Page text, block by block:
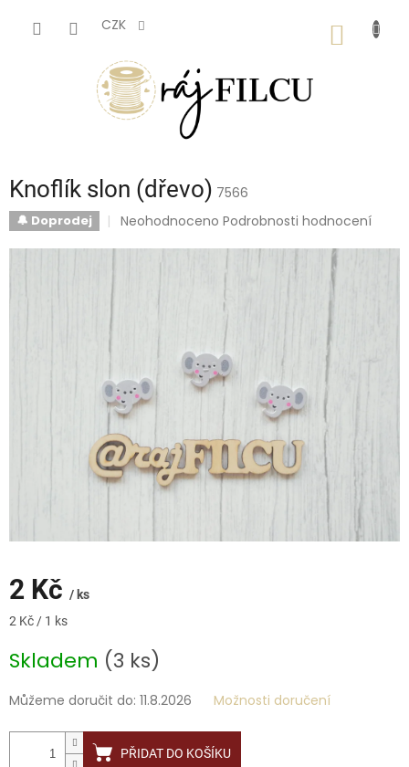
CZK
Knoflík slon (dřevo) 7566
🔔 Doprodej
Průměrné
produktu
Neohodnoceno Podrobnosti hodnocení
2 Kč / ks
Měrná
2 Kč / 1 ks
Skladem (3 ks)
Můžeme doručit do: 11.8.2026 Možnosti doručení
PŘIDAT DO KOŠÍKU